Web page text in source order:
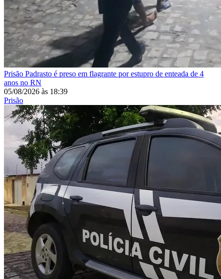
Prisão Padrasto é preso em flagrante por estupro de enteada de 4
anos no RN
05/08/2026 às 18:39
Prisão